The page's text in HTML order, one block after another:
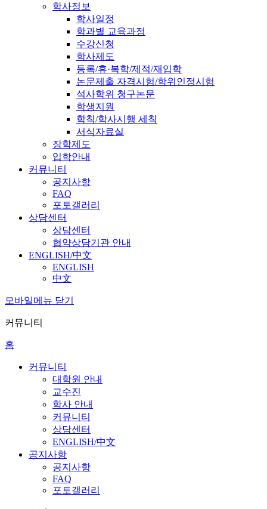
학사정보
학사일정
학과별 교육과정
수강신청
학사제도
등록/휴·복학/제적/재입학
논문제출 자격시험/학위인정시험
석사학위 청구논문
학생지원
학칙/학사시행 세칙
서식자료실
장학제도
입학안내
커뮤니티
공지사항
FAQ
포토갤러리
상담센터
상담센터
협약상담기관 안내
ENGLISH/中文
ENGLISH
中文
모바일메뉴 닫기
커뮤니티
홈
커뮤니티
대학원 안내
교수진
학사 안내
커뮤니티
상담센터
ENGLISH/中文
공지사항
공지사항
FAQ
포토갤러리